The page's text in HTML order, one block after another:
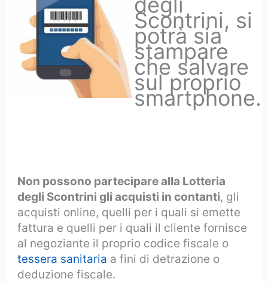
Scontrini, si
potrà sia
stampare
che salvare
sul proprio
smartphone.
Non possono partecipare alla Lotteria
degli Scontrini gli acquisti in contanti, gli
acquisti online, quelli per i quali si emette
fattura e quelli per i quali il cliente fornisce
al negoziante il proprio codice fiscale o
tessera sanitaria a fini di detrazione o
deduzione fiscale.